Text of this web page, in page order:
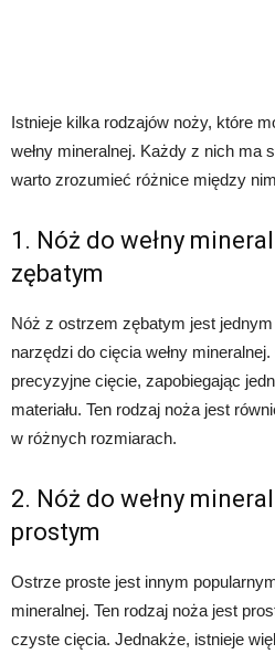
Istnieje kilka rodzajów noży, które
wełny mineralnej. Każdy z nich ma
warto zrozumieć różnice między
1. Nóż do wełny
zębatym
Nóż z ostrzem zębatym jest
narzędzi do cięcia wełny
precyzyjne cięcie, zapobiegając
materiału. Ten rodzaj noża jest
w różnych rozmiarach.
2. Nóż do wełny
prostym
Ostrze proste jest innym
mineralnej. Ten rodzaj noża jest
czyste cięcia. Jednakże, istnieje